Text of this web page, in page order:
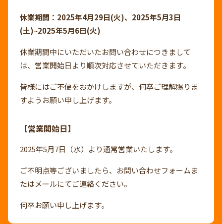
休業期間：2025年4月29日(火)、 2025年5月3日
(土)~2025年5月6日(火)
休業期間中にいただいたお問い合わせにつきまして
は、営業開始日より順次対応させていただきます。
皆様にはご不便をおかけしますが、何卒ご理解賜りま
すようお願い申し上げます。
【営業開始日】
2025年5月7日（水）より通常営業いたします。
ご不明点等ございましたら、お問い合わせフォームま
たはメールにてご連絡ください。
何卒お願い申し上げます。